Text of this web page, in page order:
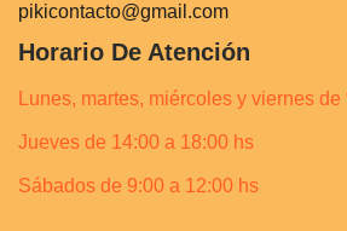
pikicontacto@gmail.com
Horario De Atención
Lunes, martes, miércoles y viernes
Jueves de 14:00 a 18:00 hs
Sábados de 9:00 a 12:00 hs